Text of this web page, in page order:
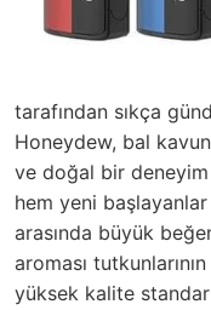
tarafından sıkça
Honeydew, bal
ve doğal bir deneyim
hem yeni
arasında büyük
aroması
yüksek kalite